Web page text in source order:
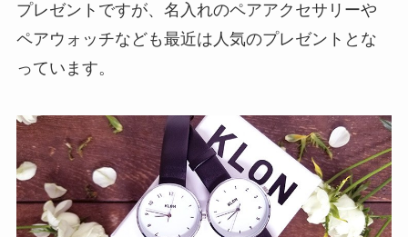
プレゼントですが、名入れのペアアクセサリーや
ペアウォッチなども最近は人気のプレゼントとな
っています。